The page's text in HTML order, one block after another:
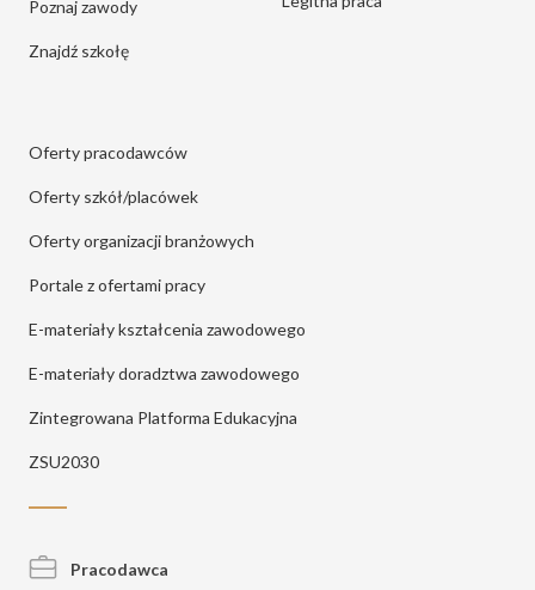
Poznaj zawody
Znajdź szkołę
Oferty pracodawców
Oferty szkół/placówek
Oferty organizacji branżowych
Portale z ofertami pracy
E-materiały kształcenia zawodowego
E-materiały doradztwa zawodowego
Zintegrowana Platforma Edukacyjna
ZSU2030
Pracodawca